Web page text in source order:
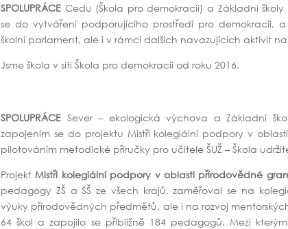
SPOLUPRÁCE Cedu (Škola pro demokracii) a Základní
se do vytváření podporujícího prostředí pro demokracii,
školní parlament, ale i v rámci dalších navazujících aktivit
Jsme škola v síti Škola pro demokracii od roku 2016.
SPOLUPRÁCE Sever – ekologická výchova a Základní
zapojením se do projektu Mistři kolegiální podpory v
pilotováním metodické příručky pro učitele ŠUŽ – Škola
ProjektMistři kolegiální podpory v oblasti přírodovědné
pedagogy ZŠ a SŠ ze všech krajů, zaměřoval se na
výuky přírodovědných předmětů, ale i na rozvoj
64 škol a zapojilo se přibližně 184 pedagogů. Mezi